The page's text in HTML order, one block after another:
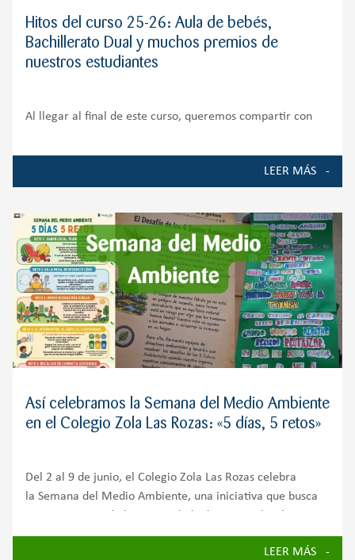
Hitos del curso 25-26: Aula de bebés,
Bachillerato Dual y muchos premios de
nuestros estudiantes
Al llegar al final de este curso, queremos compartir con
momentos, proyectos y logros que han marcado la vida del
Colegio durante el curso 2025-2026. Ha sido un año de
LEER MÁS
Así celebramos la Semana del Medio Ambiente
en el Colegio Zola Las Rozas: «5 días, 5 retos»
Del 2 al 9 de junio, el Colegio Zola Las Rozas celebra
la Semana del Medio Ambiente, una iniciativa que busca
importancia de cuidar nuestro planeta y avanzar hacia un
LEER MÁS